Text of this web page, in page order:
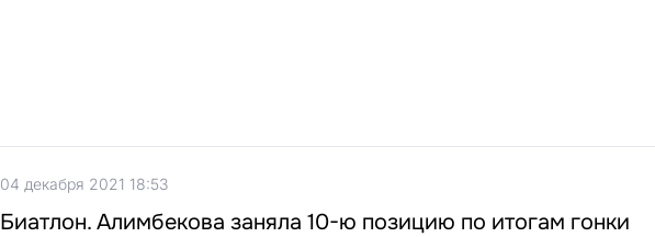
04 декабря 2021 18:53
Биатлон. Алимбекова заняла 10-ю позицию по итогам гонки